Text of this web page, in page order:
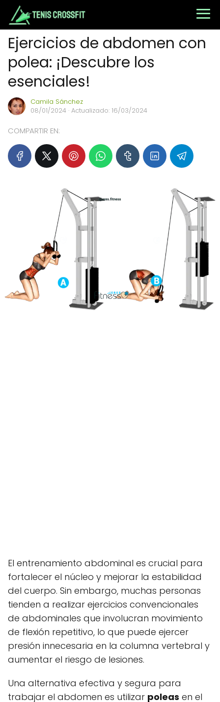
Ejercicios de abdomen con
polea: ¡Descubre los
esenciales!
Camila Sánchez
08/01/2024 · Actualizado: 16/03/2024
COMPARTIR EN:
El entrenamiento abdominal es crucial para
fortalecer el núcleo y mejorar la estabilidad
del cuerpo. Sin embargo, muchas personas
tienden a realizar ejercicios convencionales
de abdominales que involucran movimiento
de flexión repetitivo, lo que puede ejercer
presión innecesaria en la columna vertebral y
aumentar el riesgo de lesiones.
Una alternativa efectiva y segura para
trabajar el abdomen es utilizar poleas en el